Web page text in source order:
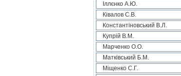
Іллєнко А.Ю.
Ківалов С.В.
Константіновський В.Л.
Купрій В.М.
Марченко О.О.
Матківський Б.М.
Міщенко С.Г.